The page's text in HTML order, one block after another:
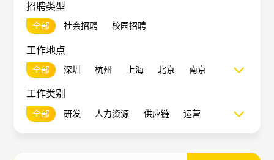
English
招聘类型
全部 社会招聘 校园招聘
工作地点
全部 深圳 杭州 上海 北京
南京
西安
成都
工作类别
全部 研发 人力资源 供应链
运营